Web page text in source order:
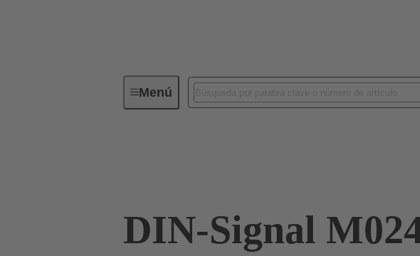
MenúConectividad de dispositivos
DIN-Signal